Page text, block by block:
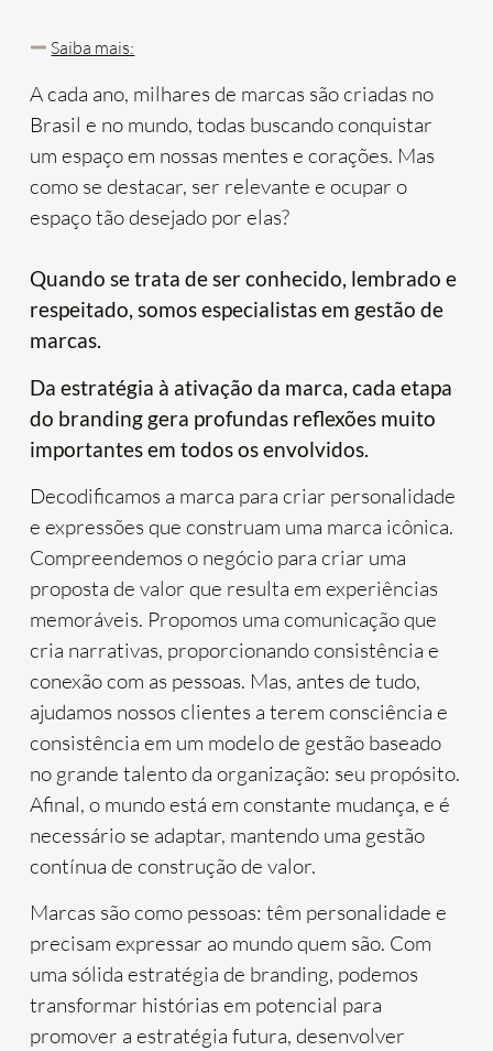
Saiba mais:
A cada ano, milhares de marcas são criadas no
Brasil e no mundo, todas buscando conquistar
um espaço em nossas mentes e corações. Mas
como se destacar, ser relevante e ocupar o
espaço tão desejado por elas?
Quando se trata de ser conhecido, lembrado e
respeitado, somos especialistas em gestão de
marcas.
Da estratégia à ativação da marca, cada etapa
do branding gera profundas reflexões muito
importantes em todos os envolvidos.
Decodificamos a marca para criar personalidade
e expressões que construam uma marca icônica.
Compreendemos o negócio para criar uma
proposta de valor que resulta em experiências
memoráveis. Propomos uma comunicação que
cria narrativas, proporcionando consistência e
conexão com as pessoas. Mas, antes de tudo,
ajudamos nossos clientes a terem consciência e
consistência em um modelo de gestão baseado
no grande talento da organização: seu propósito.
Afinal, o mundo está em constante mudança, e é
necessário se adaptar, mantendo uma gestão
contínua de construção de valor.
Marcas são como pessoas: têm personalidade e
precisam expressar ao mundo quem são. Com
uma sólida estratégia de branding, podemos
transformar histórias em potencial para
promover a estratégia futura, desenvolver